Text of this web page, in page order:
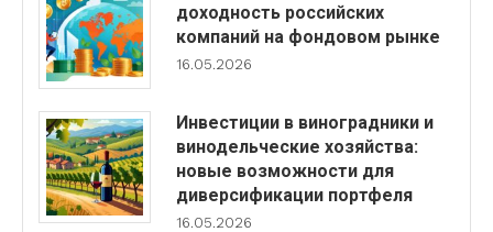
доходность российских
компаний на фондовом рынке
16.05.2026
Инвестиции в виноградники и
винодельческие хозяйства:
новые возможности для
диверсификации портфеля
16.05.2026